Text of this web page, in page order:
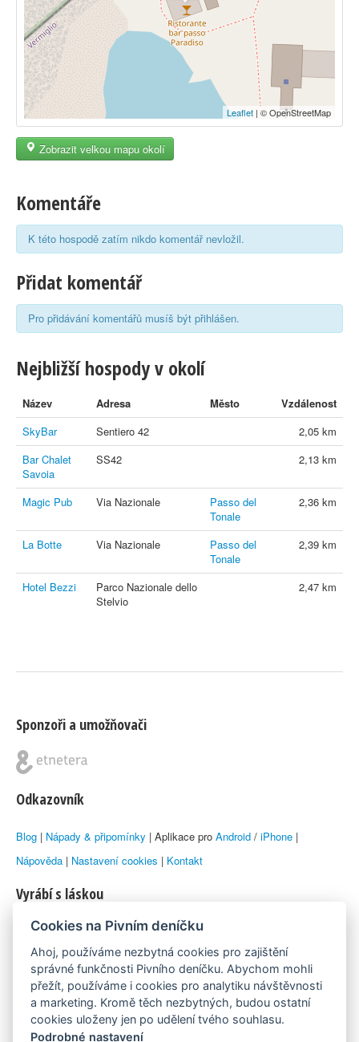
Leaflet | © OpenStreetMap
Zobrazit velkou mapu okolí
Komentáře
K této hospodě zatím nikdo komentář nevložil.
Přidat komentář
Pro přidávání komentářů musíš být přihlášen.
Nejbližší hospody v okolí
Název Adresa Město
Vzdálenost
SkyBar
Sentiero 42
2,05 km
Bar Chalet
Savoia
SS42 2,13 km
Magic Pub Via Nazionale
Passo del
Tonale
2,36 km
La Botte Via Nazionale
Passo del
Tonale
2,39 km
Hotel Bezzi
Parco Nazionale dello
Stelvio
2,47 km
Sponzoři a umožňovači
Odkazovník
Blog | Nápady & připomínky | Aplikace pro Android / iPhone |
Nápověda | Nastavení cookies | Kontakt
Vyrábí s láskou
© 2010–2026 byLukáš Zemanaka Emka
Máme rádi
Pivní.info
Cookies na Pivním deníčku
Ahoj, používáme nezbytná cookies pro zajištění
správné funkčnosti Pivního deníčku. Abychom mohli
přežít, používáme i cookies pro analytiku návštěvnosti
a marketing. Kromě těch nezbytných, budou ostatní
cookies uloženy jen po udělení tvého souhlasu.
Podrobné nastavení